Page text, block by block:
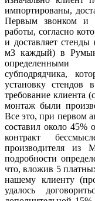
импортированы,
Первым звонком и
работы, согласно
и доставляет стенды
м3 каждый) в
определенными
субподрядчика,
установку стендов
требование клиента
монтаж были
Все это, при первом
составил около 45%
контракт
производителя
подробности
что, вложив 5
нашему клиенту
удалось